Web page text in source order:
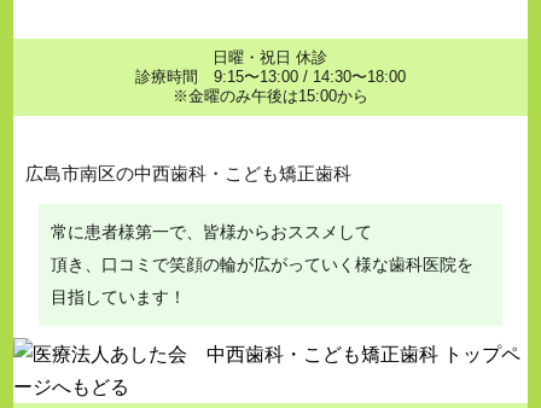
日曜・祝日 休診
診療時間 9:15〜13:00 / 14:30〜18:00
※金曜のみ午後は15:00から
広島市南区の中西歯科・こども矯正歯科
常に患者様第一で、皆様からおススメして
頂き、口コミで笑顔の輪が広がっていく様な歯科医院を
目指しています！